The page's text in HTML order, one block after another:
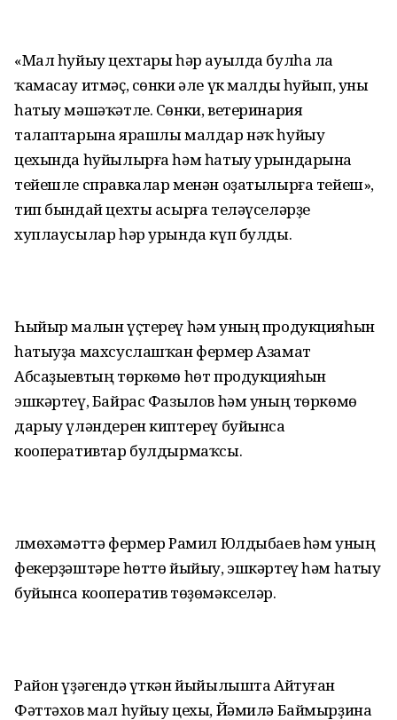
«Мал һуйыу цехтары һәр ауылда булһа ла
ҡамасау итмәҫ, сөнки әле үк малды һуйып, уны
һатыу мәшәҡәтле. Сөнки, ветеринария
талаптарына ярашлы малдар нәҡ һуйыу
цехында һуйылырға һәм һатыу урындарына
тейешле справкалар менән оҙатылырға тейеш»,
тип бындай цехты асырға теләүселәрҙе
хуплаусылар һәр урында күп булды.
Һыйыр малын үҫтереү һәм уның продукцияһын
һатыуҙа махсуслашҡан фермер Азамат
Абсаҙыевтың төркөмө һөт продукцияһын
эшкәртеү, Байрас Фазылов һәм уның төркөмө
дарыу үләндерен киптереү буйынса
кооперативтар булдырмаҡсы.
Әлмөхәмәттә фермер Рамил Юлдыбаев һәм уның
фекерҙәштәре һөттө йыйыу, эшкәртеү һәм һатыу
буйынса кооператив төҙөмәкселәр.
Район үҙәгендә үткән йыйылышта Айтуған
Фәттәхов мал һуйыу цехы, Йәмилә Баймырҙина